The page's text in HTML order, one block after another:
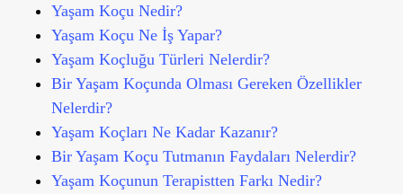
Yaşam Koçu Nedir?
Yaşam Koçu Ne İş Yapar?
Yaşam Koçluğu Türleri Nelerdir?
Bir Yaşam Koçunda Olması Gereken Özellikler
Nelerdir?
Yaşam Koçları Ne Kadar Kazanır?
Bir Yaşam Koçu Tutmanın Faydaları Nelerdir?
Yaşam Koçunun Terapistten Farkı Nedir?